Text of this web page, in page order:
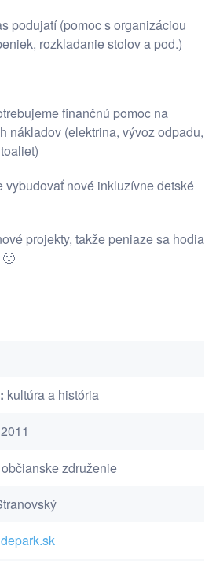
podujatí (pomoc s organizáciou
rozkladanie stolov a pod.)
finančnú pomoc na
nákladov (elektrina, vývoz odpadu,
vybudovať nové inkluzívne detské
projekty, takže peniaze sa hodia
kultúra a história
2011
občianske združenie